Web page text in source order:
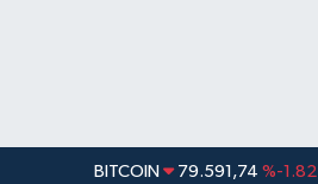
DOLAR 45,43620 %0.02